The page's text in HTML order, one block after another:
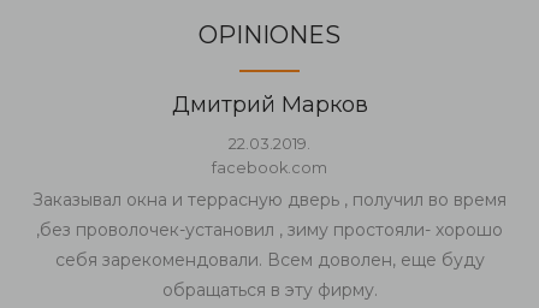
OPINIONES
Дмитрий Марков
22.03.2019.
facebook.com
Заказывал окна и террасную дверь , получил во время
,без проволочек-установил , зиму простояли- хорошо
себя зарекомендовали. Всем доволен, еще буду
обращаться в эту фирму.